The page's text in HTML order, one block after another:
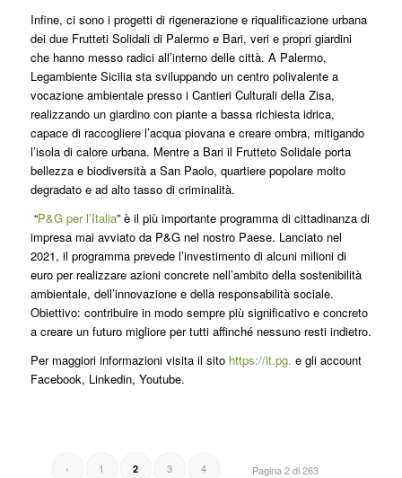
Infine, ci sono i progetti di rigenerazione e riqualificazione urbana
dei due Frutteti Solidali di Palermo e Bari, veri e propri giardini
che hanno messo radici all’interno delle città. A Palermo,
Legambiente Sicilia sta sviluppando un centro polivalente a
vocazione ambientale presso i Cantieri Culturali della Zisa,
realizzando un giardino con piante a bassa richiesta idrica,
capace di raccogliere l’acqua piovana e creare ombra, mitigando
l’isola di calore urbana. Mentre a Bari il Frutteto Solidale porta
bellezza e biodiversità a San Paolo, quartiere popolare molto
degradato e ad alto tasso di criminalità.
“P&G per l’Italia” è il più importante programma di cittadinanza di
impresa mai avviato da P&G nel nostro Paese. Lanciato nel
2021, il programma prevede l’investimento di alcuni milioni di
euro per realizzare azioni concrete nell’ambito della sostenibilità
ambientale, dell’innovazione e della responsabilità sociale.
Obiettivo: contribuire in modo sempre più significativo e concreto
a creare un futuro migliore per tutti affinché nessuno resti indietro.
Per maggiori informazioni visita il sito https://it.pg. e gli account
Facebook, Linkedin, Youtube.
Pagina 2 di 263
‹ 1 2 3 4